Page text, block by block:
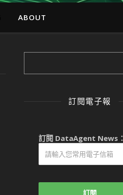
ABOUT
訂閱電子報
訂閱 DataAgent News：